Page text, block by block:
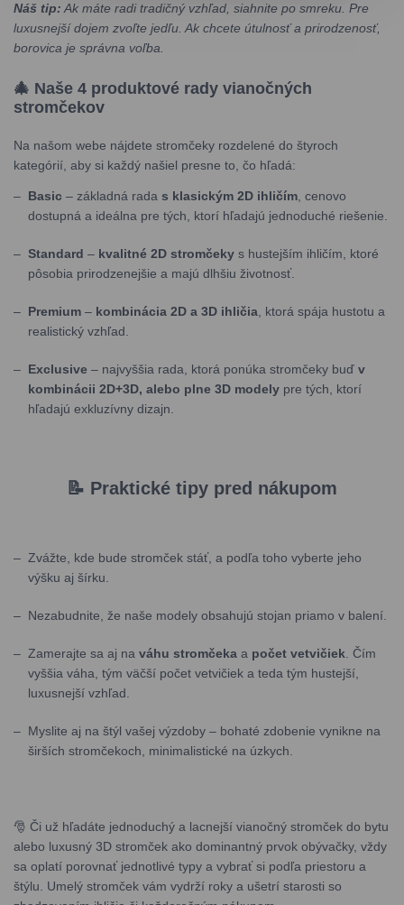
Náš tip: Ak máte radi tradičný vzhľad, siahnite po smreku. Pre
luxusnejší dojem zvoľte jedľu. Ak chcete útulnosť a prirodzenosť,
borovica je správna voľba.
🎄 Naše 4 produktové rady vianočných
stromčekov
Na našom webe nájdete stromčeky rozdelené do štyroch
kategórií, aby si každý našiel presne to, čo hľadá:
Basic – základná rada s klasickým 2D ihličím , cenovo
dostupná a ideálna pre tých, ktorí hľadajú jednoduché riešenie.
Standard – kvalitné 2D stromčeky s hustejším ihličím, ktoré
pôsobia prirodzenejšie a majú dlhšiu životnosť.
Premium – kombinácia 2D a 3D ihličia , ktorá spája hustotu a
realistický vzhľad.
Exclusive – najvyššia rada, ktorá ponúka stromčeky buď v
kombinácii 2D+3D, alebo plne 3D modely pre tých, ktorí
hľadajú exkluzívny dizajn.
📝 Praktické tipy pred nákupom
Zvážte, kde bude stromček stáť, a podľa toho vyberte jeho
výšku aj šírku.
Nezabudnite, že naše modely obsahujú stojan priamo v balení.
Zamerajte sa aj na váhu stromčeka a počet vetvičiek . Čím
vyššia váha, tým väčší počet vetvičiek a teda tým hustejší,
luxusnejší vzhľad.
Myslite aj na štýl vašej výzdoby – bohaté zdobenie vynikne na
širších stromčekoch, minimalistické na úzkych.
🎅 Či už hľadáte jednoduchý a lacnejší vianočný stromček do bytu
alebo luxusný 3D stromček ako dominantný prvok obývačky, vždy
sa oplatí porovnať jednotlivé typy a vybrať si podľa priestoru a
štýlu. Umelý stromček vám vydrží roky a ušetrí starosti so